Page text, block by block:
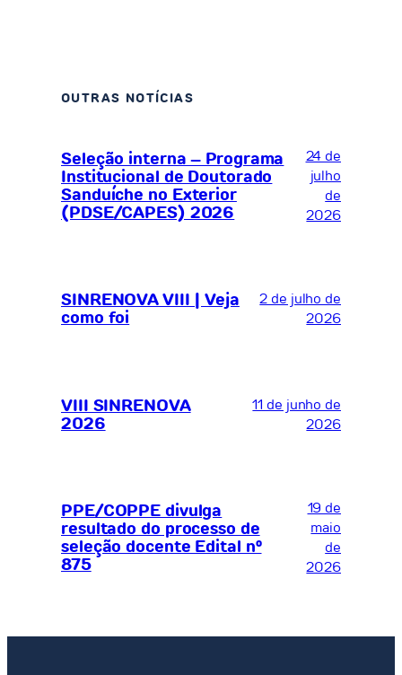
OUTRAS NOTÍCIAS
Seleção interna – Programa
Institucional de Doutorado
Sanduíche no Exterior
(PDSE/CAPES) 2026
24 de
julho
de
2026
SINRENOVA VIII | Veja
como foi
2 de julho de
2026
VIII SINRENOVA
2026
11 de junho de
2026
PPE/COPPE divulga
resultado do processo de
seleção docente Edital nº
875
19 de
maio
de
2026